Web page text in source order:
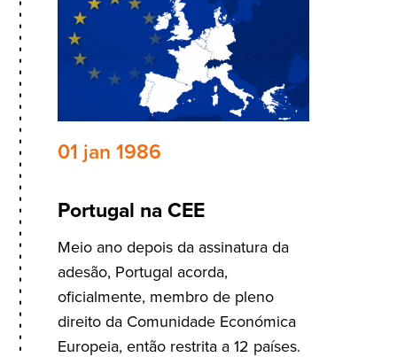
01 jan 1986
Portugal na CEE
Meio ano depois da assinatura da
adesão, Portugal acorda,
oficialmente, membro de pleno
direito da Comunidade Económica
Europeia, então restrita a 12 países.